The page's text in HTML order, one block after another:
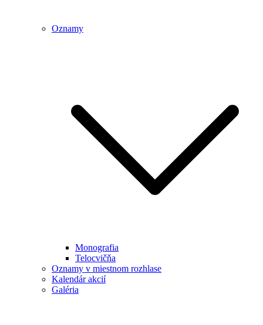
Oznamy
Monografia
Telocvičňa
Oznamy v miestnom rozhlase
Kalendár akcií
Galéria